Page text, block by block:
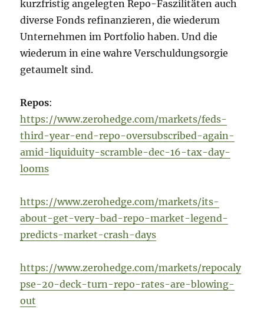
kurzfristig angelegten Repo-Faszilitäten auch
diverse Fonds refinanzieren, die wiederum
Unternehmen im Portfolio haben. Und die
wiederum in eine wahre Verschuldungsorgie
getaumelt sind.
Repos:
https://www.zerohedge.com/markets/feds-
third-year-end-repo-oversubscribed-again-
amid-liquiduity-scramble-dec-16-tax-day-
looms
https://www.zerohedge.com/markets/its-
about-get-very-bad-repo-market-legend-
predicts-market-crash-days
https://www.zerohedge.com/markets/repocaly
pse-20-deck-turn-repo-rates-are-blowing-
out